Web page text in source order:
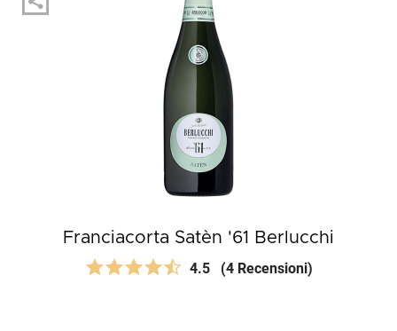
Franciacorta Satèn '61 Berlucchi
4.5 (4 Recensioni)